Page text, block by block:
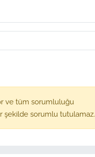
ve tüm sorumluluğu
şekilde sorumlu tutulamaz.